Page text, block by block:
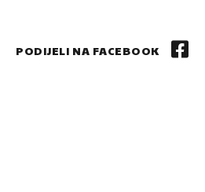
PODIJELI NA FACEBOOK